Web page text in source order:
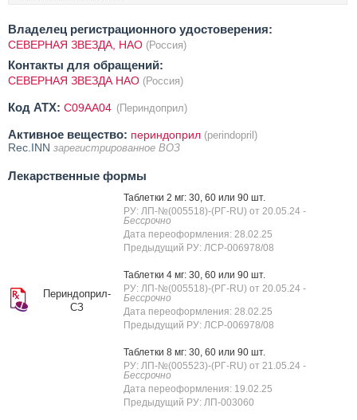
Владелец регистрационного удостоверения:
СЕВЕРНАЯ ЗВЕЗДА, НАО (Россия)
Контакты для обращений:
СЕВЕРНАЯ ЗВЕЗДА НАО (Россия)
Код ATX: C09AA04 (Периндоприл)
Активное вещество: периндоприл (perindopril)
Rec.INN зарегистрированное ВОЗ
Лекарственные формы
Периндоприл-
СЗ
Таблетки 2 мг: 30, 60 или 90 шт.
РУ: ЛП-№(005518)-(РГ-RU) от 20.05.24 -
Бессрочно
Дата переоформления: 28.02.25
Предыдущий РУ: ЛСР-006978/08
Таблетки 4 мг: 30, 60 или 90 шт.
РУ: ЛП-№(005518)-(РГ-RU) от 20.05.24 -
Бессрочно
Дата переоформления: 28.02.25
Предыдущий РУ: ЛСР-006978/08
Таблетки 8 мг: 30, 60 или 90 шт.
РУ: ЛП-№(005523)-(РГ-RU) от 21.05.24 -
Бессрочно
Дата переоформления: 19.02.25
Предыдущий РУ: ЛП-003060